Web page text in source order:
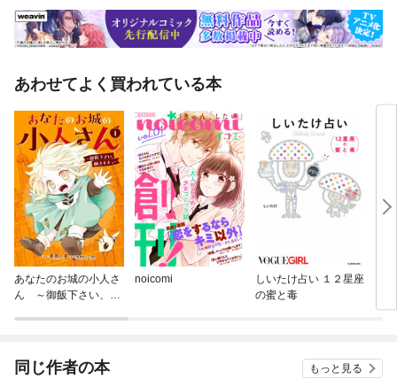
あわせてよく買われている本
あなたのお城の小人さ
ん ～御飯下さい、働
noicomi
しいたけ占い １２星座
の蜜と毒
同じ作者の本 もっと見る